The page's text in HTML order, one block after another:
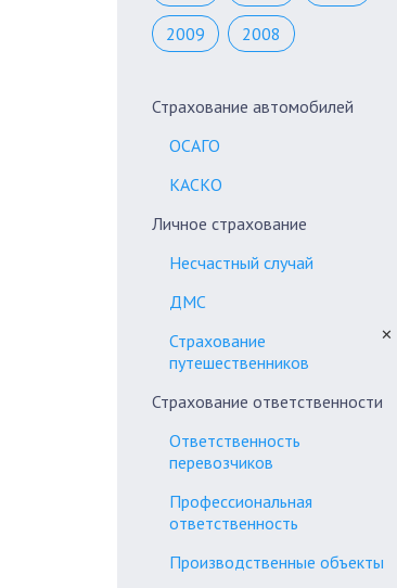
2009 2008
Страхование автомобилей
ОСАГО
КАСКО
Личное страхование
Несчастный случай
ДМС
Страхование
путешественников
✕
Страхование ответственности
Ответственность
перевозчиков
Профессиональная
ответственность
Производственные объекты